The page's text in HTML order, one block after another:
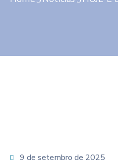
9 de setembro de 2025